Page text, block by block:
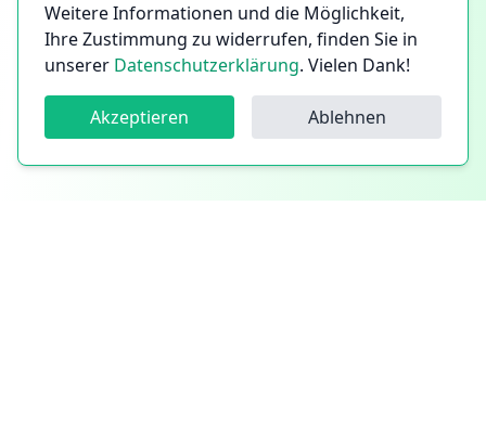
Weitere Informationen und die Möglichkeit,
Ihre Zustimmung zu widerrufen, finden Sie in
unserer Datenschutzerklärung. Vielen Dank!
Akzeptieren Ablehnen